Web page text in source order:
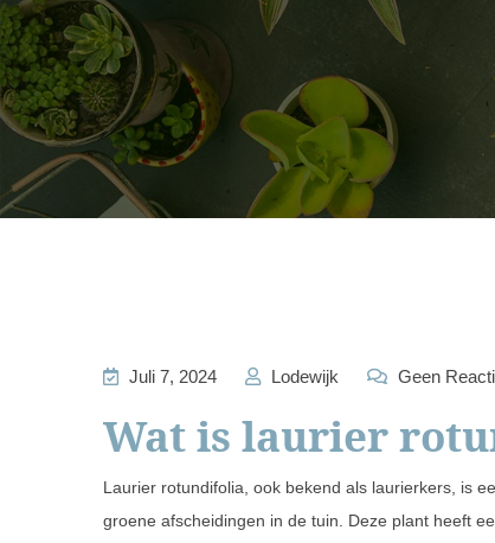
Juli 7, 2024 Lodewijk Geen
Wat is laurier
Laurier rotundifolia, ook bekend als laurierkers, is
groene afscheidingen in de tuin. Deze plant heeft